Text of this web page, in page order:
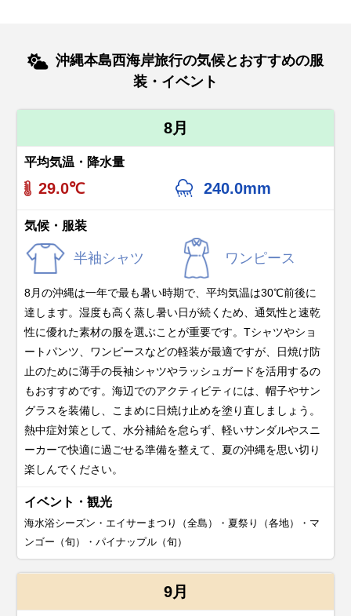
沖縄本島西海岸旅行の気候とおすすめの服
装・イベント
8月
平均気温・降水量
29.0℃ 240.0mm
気候・服装
半袖シャツ ワンピース
8月の沖縄は一年で最も暑い時期で、平均気温は30℃前後に
達します。湿度も高く蒸し暑い日が続くため、通気性と速乾
性に優れた素材の服を選ぶことが重要です。Tシャツやショ
ートパンツ、ワンピースなどの軽装が最適ですが、日焼け防
止のために薄手の長袖シャツやラッシュガードを活用するの
もおすすめです。海辺でのアクティビティには、帽子やサン
グラスを装備し、こまめに日焼け止めを塗り直しましょう。
熱中症対策として、水分補給を怠らず、軽いサンダルやスニ
ーカーで快適に過ごせる準備を整えて、夏の沖縄を思い切り
楽しんでください。
イベント・観光
海水浴シーズン・エイサーまつり（全島）・夏祭り（各地）・マ
ンゴー（旬）・パイナップル（旬）
9月